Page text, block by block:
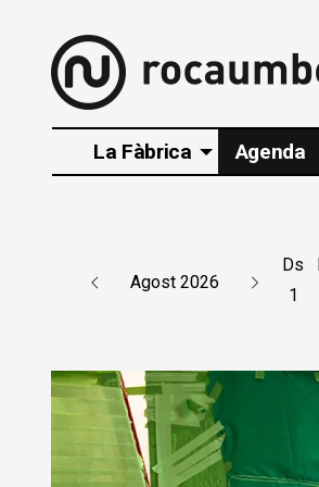
La Fàbrica Agenda
Agost 2026
Ds
1